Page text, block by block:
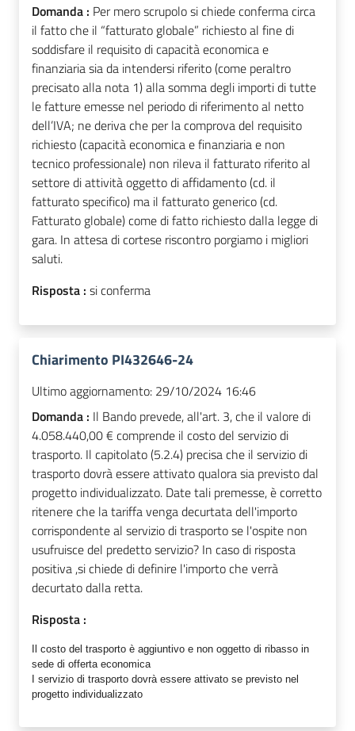
Domanda : Per mero scrupolo si chiede conferma circa
il fatto che il “fatturato globale” richiesto al fine di
soddisfare il requisito di capacità economica e
finanziaria sia da intendersi riferito (come peraltro
precisato alla nota 1) alla somma degli importi di tutte
le fatture emesse nel periodo di riferimento al netto
dell’IVA; ne deriva che per la comprova del requisito
richiesto (capacità economica e finanziaria e non
tecnico professionale) non rileva il fatturato riferito al
settore di attività oggetto di affidamento (cd. il
fatturato specifico) ma il fatturato generico (cd.
Fatturato globale) come di fatto richiesto dalla legge di
gara. In attesa di cortese riscontro porgiamo i migliori
saluti.
Risposta : si conferma
Chiarimento PI432646-24
Ultimo aggiornamento: 29/10/2024 16:46
Domanda : Il Bando prevede, all'art. 3, che il valore di
4.058.440,00 € comprende il costo del servizio di
trasporto. Il capitolato (5.2.4) precisa che il servizio di
trasporto dovrà essere attivato qualora sia previsto dal
progetto individualizzato. Date tali premesse, è corretto
ritenere che la tariffa venga decurtata dell'importo
corrispondente al servizio di trasporto se l'ospite non
usufruisce del predetto servizio? In caso di risposta
positiva ,si chiede di definire l'importo che verrà
decurtato dalla retta.
Risposta :
Il costo del trasporto è aggiuntivo e non oggetto di ribasso in
sede di offerta economica
I servizio di trasporto dovrà essere attivato se previsto nel
progetto individualizzato